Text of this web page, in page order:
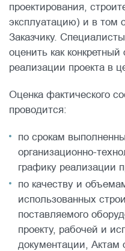
проектирования,
эксплуатацию) и в том
Заказчику.
оценить как
реализации проекта в
Оценка фактического
проводится:
по срокам
организационно-
графику реализации
по качеству и
использованных
поставляемого
проекту, рабочей и
документации, Актам